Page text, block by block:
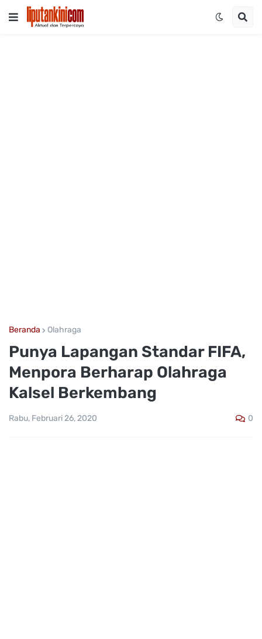
Beranda Olahraga
Punya Lapangan Standar FIFA,
Menpora Berharap Olahraga
Kalsel Berkembang
Rabu, Februari 26, 2020 0